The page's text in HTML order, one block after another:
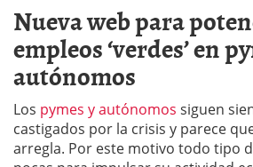
Nueva web para
empleos ‘verdes’ en
autónomos
Los pymes y autónomos siguen
castigados por la crisis y parece
arregla. Por este motivo todo tipo